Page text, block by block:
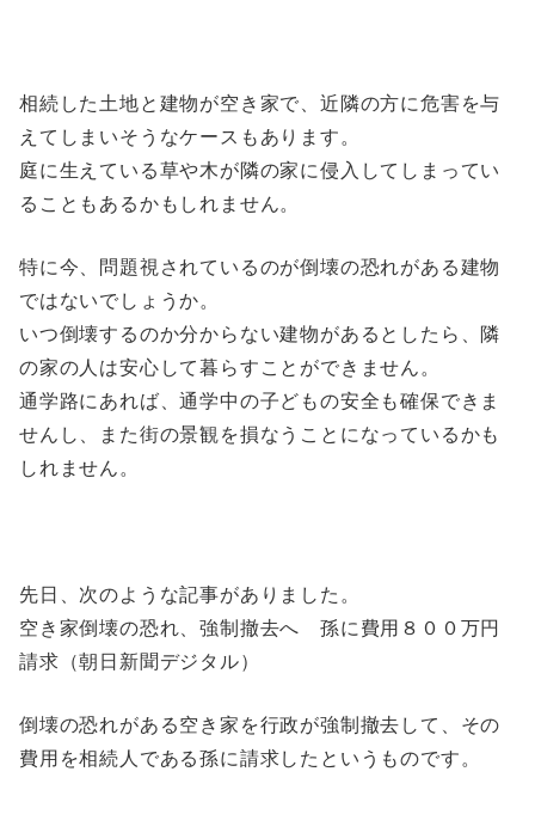
相続した土地と建物が空き家で、近隣の方に危害を与
えてしまいそうなケースもあります。
庭に生えている草や木が隣の家に侵入してしまってい
ることもあるかもしれません。
特に今、問題視されているのが倒壊の恐れがある建物
ではないでしょうか。
いつ倒壊するのか分からない建物があるとしたら、隣
の家の人は安心して暮らすことができません。
通学路にあれば、通学中の子どもの安全も確保できま
せんし、また街の景観を損なうことになっているかも
しれません。
先日、次のような記事がありました。
空き家倒壊の恐れ、強制撤去へ 孫に費用８００万円
請求（朝日新聞デジタル）
倒壊の恐れがある空き家を行政が強制撤去して、その
費用を相続人である孫に請求したというものです。